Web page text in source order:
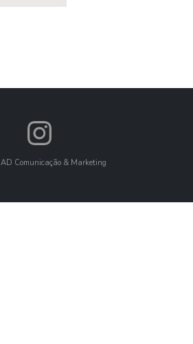
AD Comunicação & Marketing